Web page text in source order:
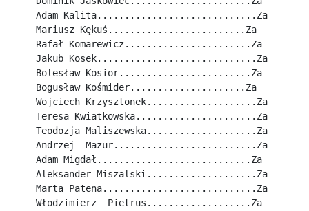
Adam Kalita.............................Za
Mariusz Kękuś.........................Za
Rafał Komarewicz.......................Za
Jakub Kosek.............................Za
Bolesław Kosior........................Za
Bogusław Kośmider.....................Za
Wojciech Krzysztonek....................Za
Teresa Kwiatkowska......................Za
Teodozja Maliszewska....................Za
Andrzej  Mazur..........................Za
Adam Migdał............................Za
Aleksander Miszalski....................Za
Marta Patena............................Za
Włodzimierz  Pietrus...................Za